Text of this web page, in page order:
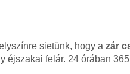
sietünk, hogy azár
felár. 24 órában 365